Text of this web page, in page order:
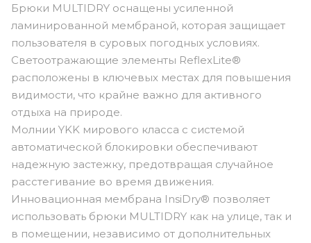
Брюки MULTIDRY оснащены усиленной
ламинированной мембраной, которая защищает
пользователя в суровых погодных условиях.
Светоотражающие элементы ReflexLite®
расположены в ключевых местах для повышения
видимости, что крайне важно для активного
отдыха на природе.
Молнии YKK мирового класса с системой
автоматической блокировки обеспечивают
надежную застежку, предотвращая случайное
расстегивание во время движения.
Инновационная мембрана InsiDry® позволяет
использовать брюки MULTIDRY как на улице, так и
в помещении, независимо от дополнительных